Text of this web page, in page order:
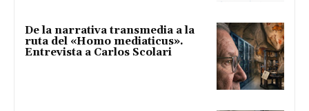
De la narrativa transmedia a la
ruta del «Homo mediaticus».
Entrevista a Carlos Scolari